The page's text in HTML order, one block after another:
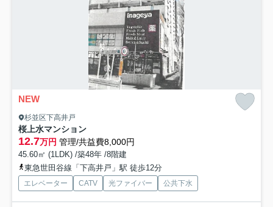
NEW
杉並区下高井戸
桜上水マンション
12.7万円 管理/共益費8,000円
45.60㎡ (1LDK) /築48年 /8階建
東急世田谷線「下高井戸」駅 徒歩12分
エレベーター CATV 光ファイバー 公共下水